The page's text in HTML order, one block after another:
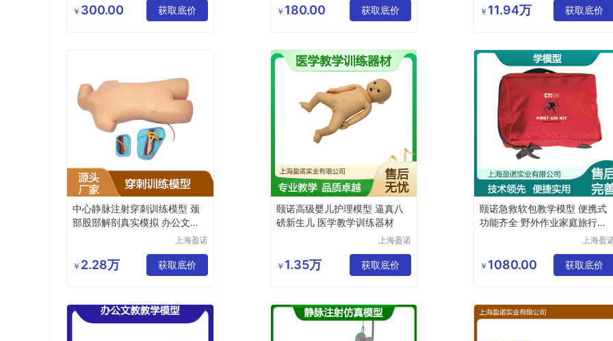
公司
￥ 300.00 获取底价
公司
￥ 180.00 获取底价
公司
￥ 11.94万 获取底价
中心静脉注射穿刺训练模型 颈
部股部解剖真实模拟 办公文教
上海盈诺
公司
￥ 2.28万 获取底价
颐诺高级婴儿护理模型 逼真八
磅新生儿 医学教学训练器材
上海盈诺
公司
￥ 1.35万 获取底价
颐诺急救软包教学模型 便携式
功能齐全 野外作业家庭旅行必
上海盈
公司
￥ 1080.00 获取底价